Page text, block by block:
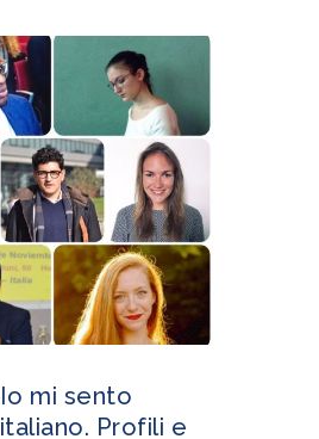
Io mi sento
italiano. Profili e